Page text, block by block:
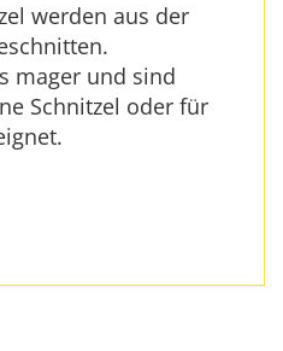
werden aus der
mager und sind
Schnitzel oder für